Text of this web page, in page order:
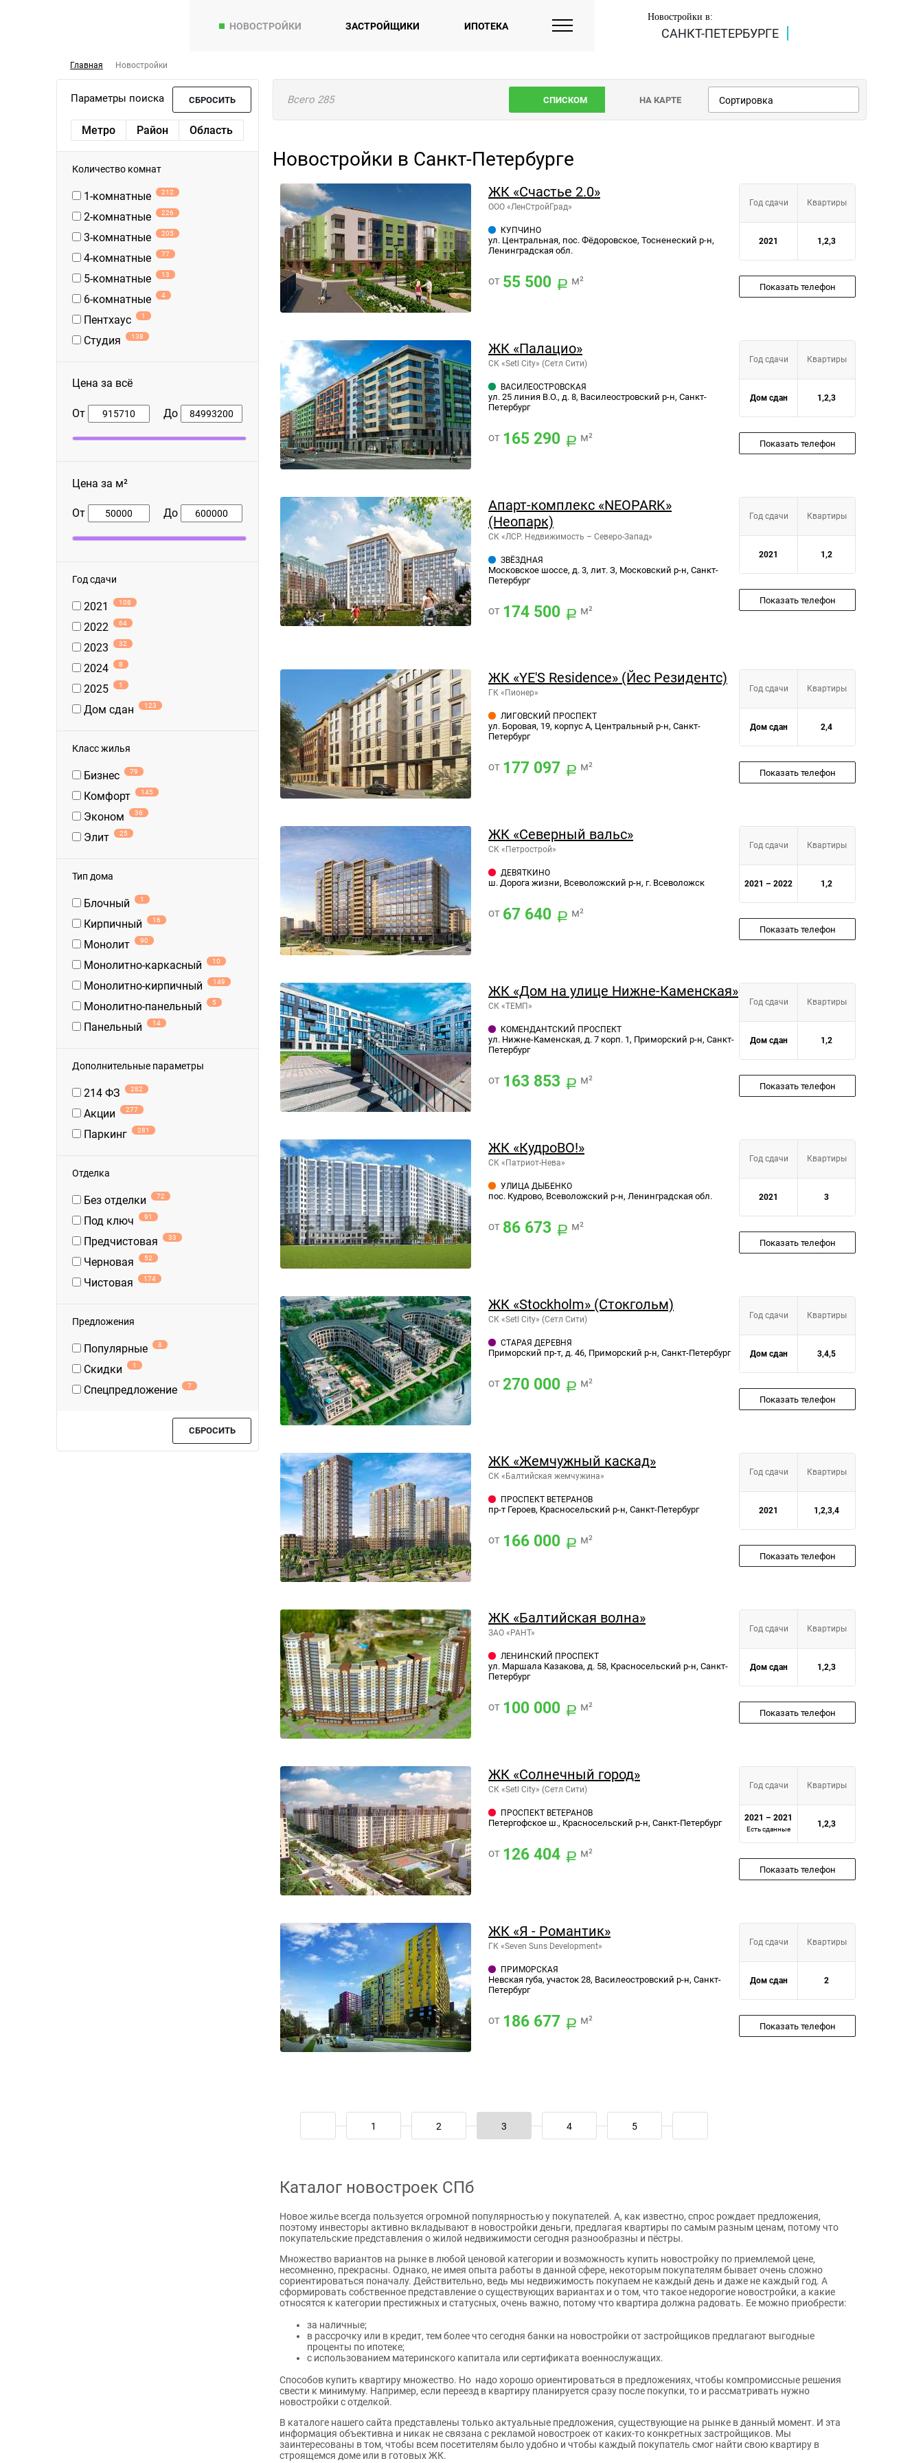
НОВОСТРОЙКИ ЗАСТРОЙЩИКИ ИПОТЕКА
Новостройки в:
САНКТ-ПЕТЕРБУРГЕ
Главная Новостройки
Параметры поиска СБРОСИТЬ
Метро Район Область
Количество комнат
1-комнатные 212
2-комнатные 226
3-комнатные 205
4-комнатные 77
5-комнатные 13
6-комнатные 4
Пентхаус 1
Студия 138
Цена за всё
От До
Цена за м²
От До
Год сдачи
2021 108
2022 64
2023 32
2024 8
2025 1
Дом сдан 123
Класс жилья
Бизнес 79
Комфорт 145
Эконом 36
Элит 25
Тип дома
Блочный 1
Кирпичный 16
Монолит 90
Монолитно-каркасный 10
Монолитно-кирпичный 149
Монолитно-панельный 5
Панельный 14
Дополнительные параметры
214 ФЗ 282
Акции 277
Паркинг 281
Отделка
Без отделки 72
Под ключ 91
Предчистовая 33
Черновая 52
Чистовая 174
Предложения
Популярные 8
Скидки 1
Спецпредложение 7
СБРОСИТЬ
Всего 285 Сортировка
НА КАРТЕ
СПИСКОМ
Новостройки в Санкт-Петербурге
ЖК «Счастье 2.0»
ООО «ЛенСтройГрад»
КУПЧИНО
ул. Центральная, пос. Фёдоровское, Тосненеский р-н,
Ленинградская обл.
от 55 500 м²
Год сдачи Квартиры
2021 1,2,3
Показать телефон
ЖК «Палацио»
СК «Setl City» (Сетл Сити)
ВАСИЛЕОСТРОВСКАЯ
ул. 25 линия В.О., д. 8, Василеостровский р-н, Санкт-
Петербург
от 165 290 м²
Год сдачи Квартиры
Дом сдан 1,2,3
Показать телефон
Апарт-комплекс «NEOPARK»
(Неопарк)
СК «ЛСР. Недвижимость – Северо-Запад»
ЗВЁЗДНАЯ
Московское шоссе, д. 3, лит. З, Московский р-н, Санкт-
Петербург
от 174 500 м²
Год сдачи Квартиры
2021 1,2
Показать телефон
ЖК «YE'S Residence» (Йес Резидентс)
ГК «Пионер»
ЛИГОВСКИЙ ПРОСПЕКТ
ул. Боровая, 19, корпус А, Центральный р-н, Санкт-
Петербург
от 177 097 м²
Год сдачи Квартиры
Дом сдан 2,4
Показать телефон
ЖК «Северный вальс»
СК «Петрострой»
ДЕВЯТКИНО
ш. Дорога жизни, Всеволожский р-н, г. Всеволожск
от 67 640 м²
Год сдачи Квартиры
2021 – 2022 1,2
Показать телефон
ЖК «Дом на улице Нижне-Каменская»
СК «ТЕМП»
КОМЕНДАНТСКИЙ ПРОСПЕКТ
ул. Нижне-Каменская, д. 7 корп. 1, Приморский р-н, Санкт-
Петербург
от 163 853 м²
Год сдачи Квартиры
Дом сдан 1,2
Показать телефон
ЖК «КудроВО!»
СК «Патриот-Нева»
УЛИЦА ДЫБЕНКО
пос. Кудрово, Всеволожский р-н, Ленинградская обл.
от 86 673 м²
Год сдачи Квартиры
2021 3
Показать телефон
ЖК «Stockholm» (Стокгольм)
СК «Setl City» (Сетл Сити)
СТАРАЯ ДЕРЕВНЯ
Приморский пр-т, д. 46, Приморский р-н, Санкт-Петербург
от 270 000 м²
Год сдачи Квартиры
Дом сдан 3,4,5
Показать телефон
ЖК «Жемчужный каскад»
СК «Балтийская жемчужина»
ПРОСПЕКТ ВЕТЕРАНОВ
пр-т Героев, Красносельский р-н, Санкт-Петербург
от 166 000 м²
Год сдачи Квартиры
2021 1,2,3,4
Показать телефон
ЖК «Балтийская волна»
ЗАО «РАНТ»
ЛЕНИНСКИЙ ПРОСПЕКТ
ул. Маршала Казакова, д. 58, Красносельский р-н, Санкт-
Петербург
от 100 000 м²
Год сдачи Квартиры
Дом сдан 1,2,3
Показать телефон
ЖК «Солнечный город»
СК «Setl City» (Сетл Сити)
ПРОСПЕКТ ВЕТЕРАНОВ
Петергофское ш., Красносельский р-н, Санкт-Петербург
от 126 404 м²
Год сдачи Квартиры
2021 – 2021
Есть сданные
1,2,3
Показать телефон
ЖК «Я - Романтик»
ГК «Seven Suns Development»
ПРИМОРСКАЯ
Невская губа, участок 28, Василеостровский р-н, Санкт-
Петербург
от 186 677 м²
Год сдачи Квартиры
Дом сдан 2
Показать телефон
1 2 3 4 5
Каталог новостроек СПб
Новое жилье всегда пользуется огромной популярностью у покупателей. А, как известно, спрос рождает предложения,
поэтому инвесторы активно вкладывают в новостройки деньги, предлагая квартиры по самым разным ценам, потому что
покупательские представления о жилой недвижимости сегодня разнообразны и пёстры.
Множество вариантов на рынке в любой ценовой категории и возможность купить новостройку по приемлемой цене,
несомненно, прекрасны. Однако, не имея опыта работы в данной сфере, некоторым покупателям бывает очень сложно
сориентироваться поначалу. Действительно, ведь мы недвижимость покупаем не каждый день и даже не каждый год. А
сформировать собственное представление о существующих вариантах и о том, что такое недорогие новостройки, а какие
относятся к категории престижных и статусных, очень важно, потому что квартира должна радовать. Ее можно приобрести:
за наличные;
в рассрочку или в кредит, тем более что сегодня банки на новостройки от застройщиков предлагают выгодные
проценты по ипотеке;
с использованием материнского капитала или сертификата военнослужащих.
Способов купить квартиру множество. Но надо хорошо ориентироваться в предложениях, чтобы компромиссные решения
свести к минимуму. Например, если переезд в квартиру планируется сразу после покупки, то и рассматривать нужно
новостройки с отделкой.
В каталоге нашего сайта представлены только актуальные предложения, существующие на рынке в данный момент. И эта
информация объективна и никак не связана с рекламой новостроек от каких-то конкретных застройщиков. Мы
заинтересованы в том, чтобы всем посетителям было удобно и чтобы каждый покупатель смог найти свою квартиру в
строящемся доме или в готовых ЖК.